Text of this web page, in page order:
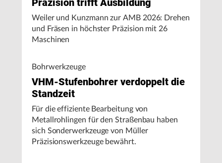
Präzision trifft Ausbildung
Weiler und Kunzmann zur AMB 2026: Drehen
und Fräsen in höchster Präzision mit 26
Maschinen
Bohrwerkzeuge
VHM-Stufenbohrer verdoppelt die
Standzeit
Für die effiziente Bearbeitung von
Metallrohlingen für den Straßenbau haben
sich Sonderwerkzeuge von Müller
Präzisionswerkzeuge bewährt.